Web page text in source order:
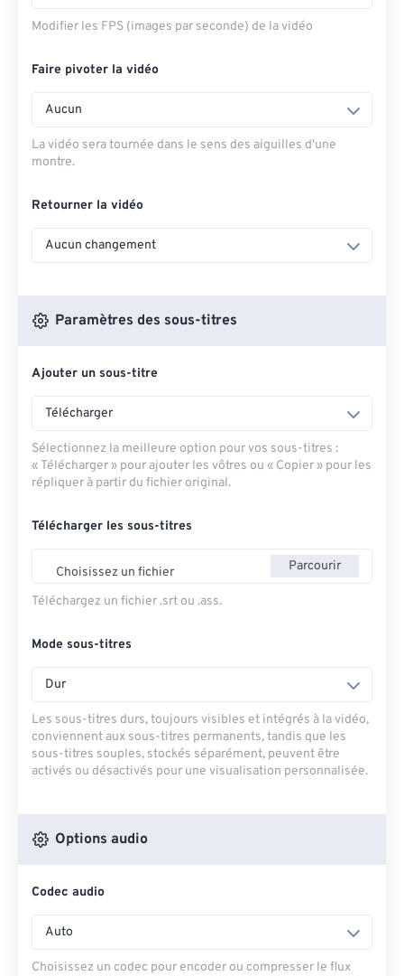
Modifier les FPS (images par seconde) de la vidéo
Faire pivoter la vidéo
Aucun
La vidéo sera tournée dans le sens des aiguilles d'une
montre.
Retourner la vidéo
Aucun changement
Paramètres des sous-titres
Ajouter un sous-titre
Télécharger
Sélectionnez la meilleure option pour vos sous-titres :
« Télécharger » pour ajouter les vôtres ou « Copier » pour les
répliquer à partir du fichier original.
Télécharger les sous-titres
Choisissez un fichier Parcourir
Téléchargez un fichier .srt ou .ass.
Mode sous-titres
Dur
Les sous-titres durs, toujours visibles et intégrés à la vidéo,
conviennent aux sous-titres permanents, tandis que les
sous-titres souples, stockés séparément, peuvent être
activés ou désactivés pour une visualisation personnalisée.
Options audio
Codec audio
Auto
Choisissez un codec pour encoder ou compresser le flux